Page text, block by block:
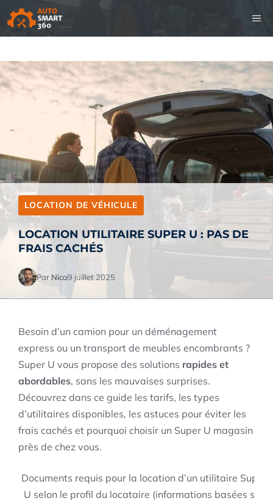
Aller
au
contenu
LOCATION DE VÉHICULE
LOCATION UTILITAIRE SUPER U : PAS DE
FRAIS CACHÉS
Par Nico9 juillet 2025
Besoin d’un camion pour un déménagement
express ou un transport de meubles encombrants ?
Super U vous propose des solutions rapides et
abordables, sans les mauvaises surprises.
Découvrez dans ce guide les tarifs, les types
d’utilitaires disponibles, les astuces pour éviter les
frais cachés et pourquoi choisir un Super U magasin
près de chez vous.
Documents requis pour la location d’un utilitaire Super
U selon le profil du locataire (informations basées sur